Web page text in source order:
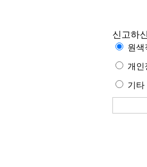
신고하
원색
개인
기타